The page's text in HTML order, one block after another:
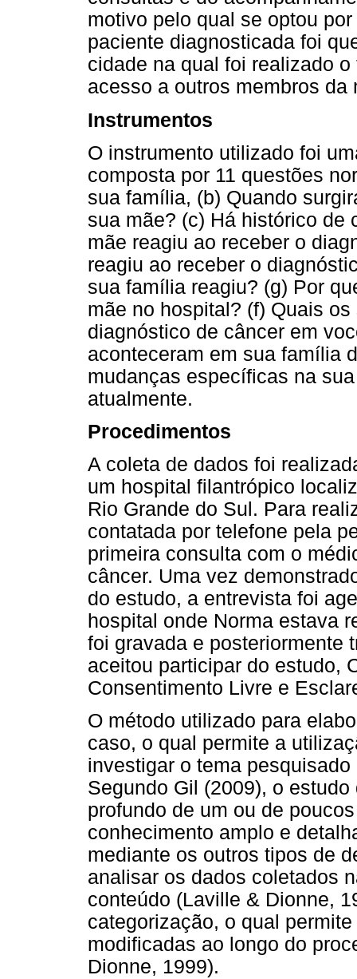
motivo pelo qual se optou
paciente diagnosticada foi
cidade na qual foi realizado
acesso a outros membros da
Instrumentos
O instrumento utilizado foi
composta por 11 questões
sua família, (b) Quando
sua mãe? (c) Há histórico de
mãe reagiu ao receber o
reagiu ao receber o
sua família reagiu? (g) Por
mãe no hospital? (f) Quais
diagnóstico de câncer em
aconteceram em sua família
mudanças específicas na
atualmente.
Procedimentos
A coleta de dados foi
um hospital filantrópico
Rio Grande do Sul. Para
contatada por telefone pela
primeira consulta com o
câncer. Uma vez
do estudo, a entrevista foi
hospital onde Norma estava
foi gravada e posteriormente
aceitou participar do estudo,
Consentimento Livre e
O método utilizado para
caso, o qual permite a
investigar o tema
Segundo Gil (2009), o
profundo de um ou de
conhecimento amplo e
mediante os outros tipos de
analisar os dados coletados
conteúdo (Laville & Dionne,
categorização, o qual
modificadas ao longo do
Dionne, 1999).